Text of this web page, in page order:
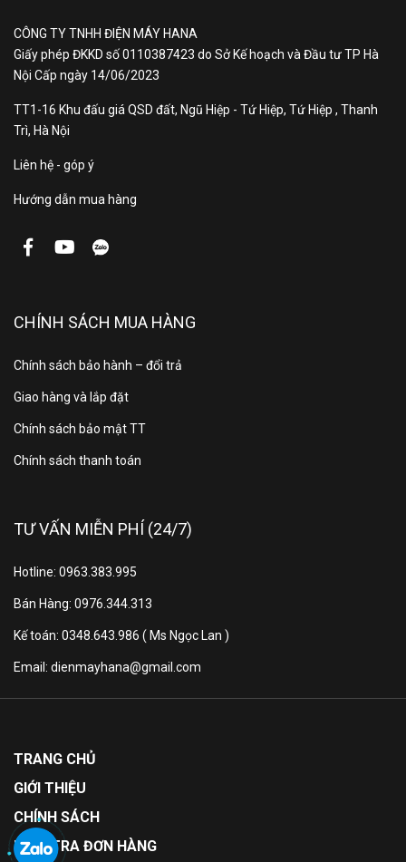
CÔNG TY TNHH ĐIỆN MÁY HANA
Giấy phép ĐKKD số 0110387423 do Sở Kế hoạch và Đầu tư TP Hà
Nội Cấp ngày 14/06/2023
TT1-16 Khu đấu giá QSD đất, Ngũ Hiệp - Tứ Hiệp, Tứ Hiệp , Thanh
Trì, Hà Nội
Liên hệ - góp ý
Hướng dẫn mua hàng
CHÍNH SÁCH MUA HÀNG
Chính sách bảo hành – đổi trả
Giao hàng và lắp đặt
Chính sách bảo mật TT
Chính sách thanh toán
TƯ VẤN MIỄN PHÍ (24/7)
Hotline: 0963.383.995
Bán Hàng: 0976.344.313
Kế toán: 0348.643.986 ( Ms Ngọc Lan )
Email: dienmayhana@gmail.com
TRANG CHỦ
GIỚI THIỆU
CHÍNH SÁCH
KIỂM TRA ĐƠN HÀNG